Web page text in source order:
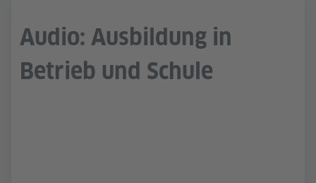
Audio: Ausbildung in
Betrieb und Schule